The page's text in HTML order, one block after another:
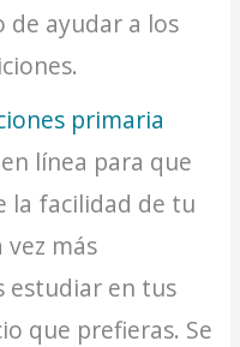
de ayudar a los
primaria
línea para que
la facilidad de tu
vez más
estudiar en tus
que prefieras. Se